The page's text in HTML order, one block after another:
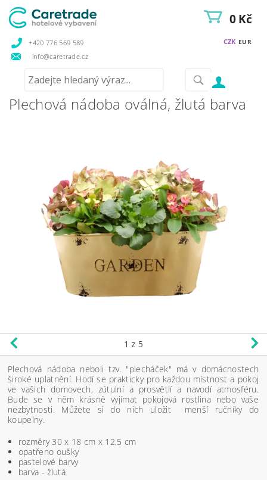
+420 776 569 589
info@caretrade.cz
CZK EUR
0 Kč
Plechová nádoba oválná, žlutá barva
1 z 5
Plechová nádoba neboli tzv. "plecháček" má v domácnostech
široké uplatnění. Hodí se prakticky pro každou místnost a pokoj
ve vašich domovech, zútulní a prosvětlí a navodí atmosféru.
Bude se v něm krásně vyjímat pokojová rostlina nebo vaše
nezbytnosti. Můžete si do nich uložit menší ručníky do
koupelny.
rozměry 30 x 18 cm x 12,5 cm
opatřeno oušky
pastelové barvy
barva - žlutá